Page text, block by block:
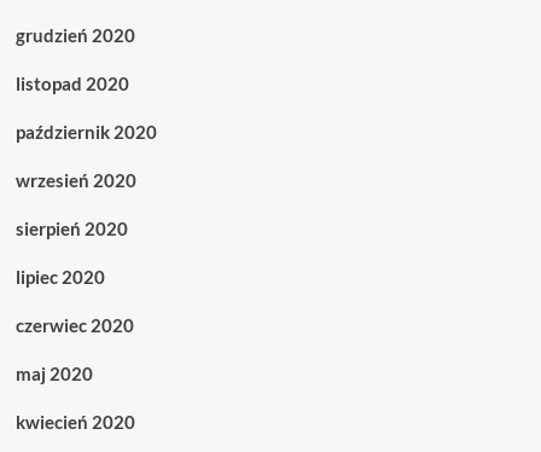
grudzień 2020
listopad 2020
październik 2020
wrzesień 2020
sierpień 2020
lipiec 2020
czerwiec 2020
maj 2020
kwiecień 2020